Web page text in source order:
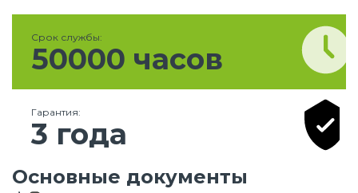
Срок службы:
50000 часов
Гарантия:
3 года
Основные документы